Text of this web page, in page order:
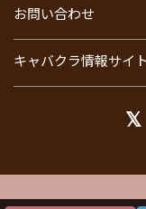
お問い合わせ
キャバクラ情報サイ